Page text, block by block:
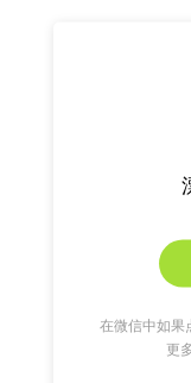
在微信中如果
更